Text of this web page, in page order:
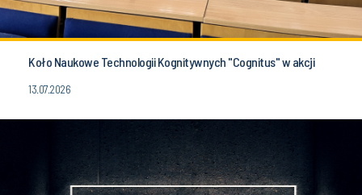
Koło Naukowe Technologii Kognitywnych "Cognitus" w akcji
13.07.2026